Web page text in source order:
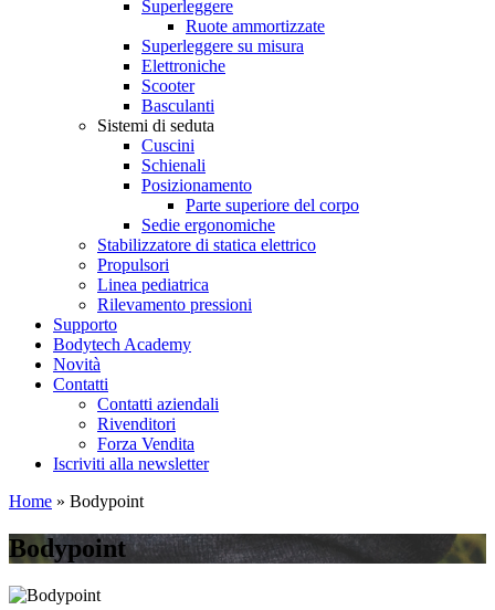
Superleggere
Ruote ammortizzate
Superleggere su misura
Elettroniche
Scooter
Basculanti
Sistemi di seduta
Cuscini
Schienali
Posizionamento
Parte superiore del corpo
Sedie ergonomiche
Stabilizzatore di statica elettrico
Propulsori
Linea pediatrica
Rilevamento pressioni
Supporto
Bodytech Academy
Novità
Contatti
Contatti aziendali
Rivenditori
Forza Vendita
Iscriviti alla newsletter
Home » Bodypoint
Bodypoint